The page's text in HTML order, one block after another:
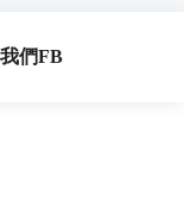
們FB